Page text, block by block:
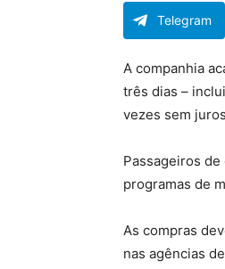
Telegram
A companhia
três dias –
vezes sem
Passageiros
programas de
As compras
nas agências